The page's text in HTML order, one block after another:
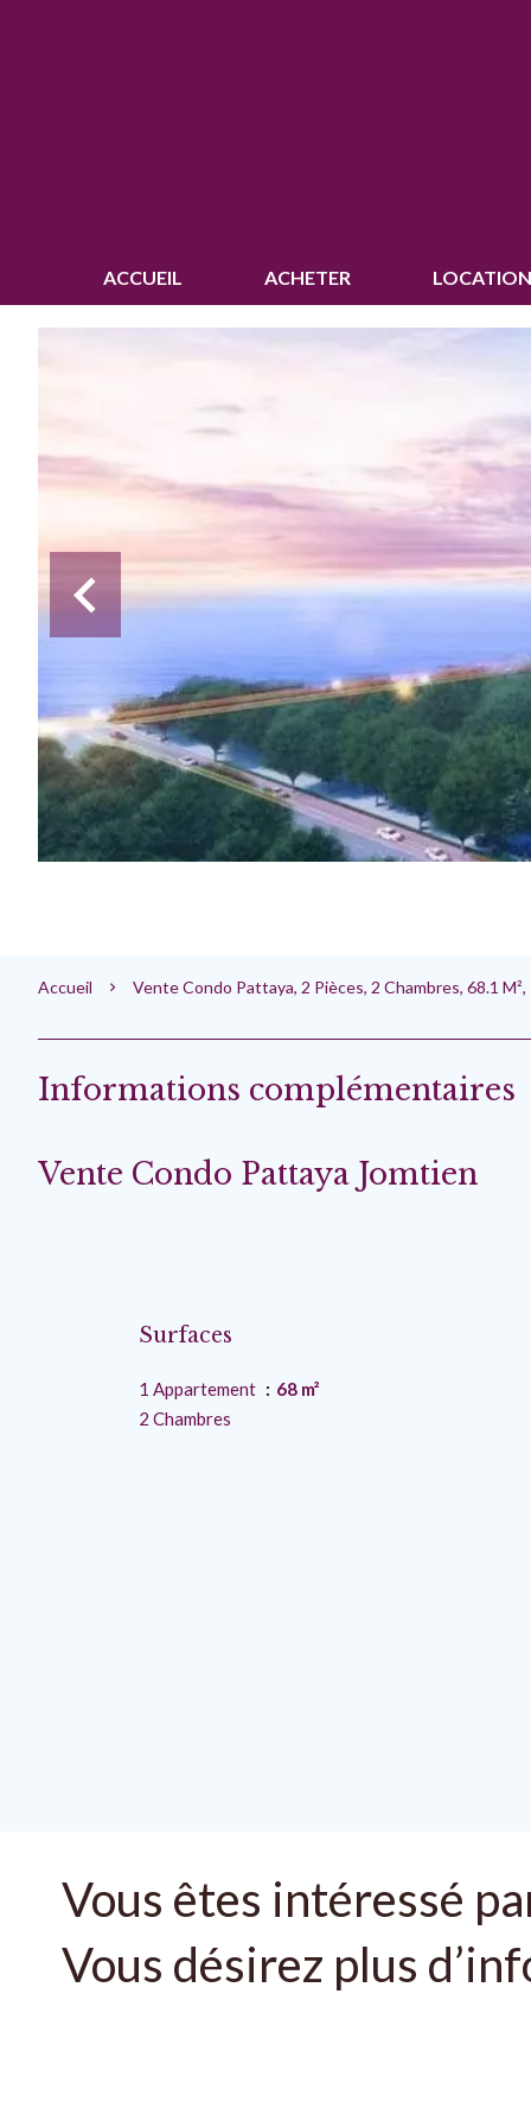
ACCUEIL ACHETER
Accueil Vente Condo Pattaya, 2 Pièces, 2 Chambres, 68.1
Informations complémentaires
Vente Condo Pattaya Jomtien
Surfaces
1 Appartement
68 m²
2 Chambres
Vous êtes intéressé
Vous désirez plus